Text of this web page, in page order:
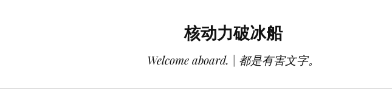
核动力破冰船
Welcome aboard. | 都是有害文字。